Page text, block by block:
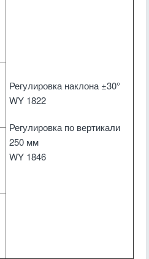
Регулировка наклона ±30°
WY 1822
Регулировка по вертикали
250 мм
WY 1846